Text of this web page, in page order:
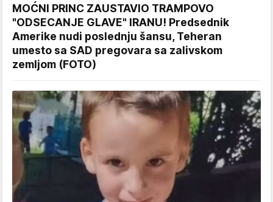
MOĆNI PRINC ZAUSTAVIO TRAMPOVO
"ODSECANJE GLAVE" IRANU! Predsednik
Amerike nudi poslednju šansu, Teheran
umesto sa SAD pregovara sa zalivskom
zemljom (FOTO)